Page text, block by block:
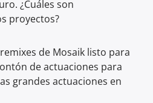
¿Cuáles son
proyectos?
de Mosaik listo para
de actuaciones para
grandes actuaciones en